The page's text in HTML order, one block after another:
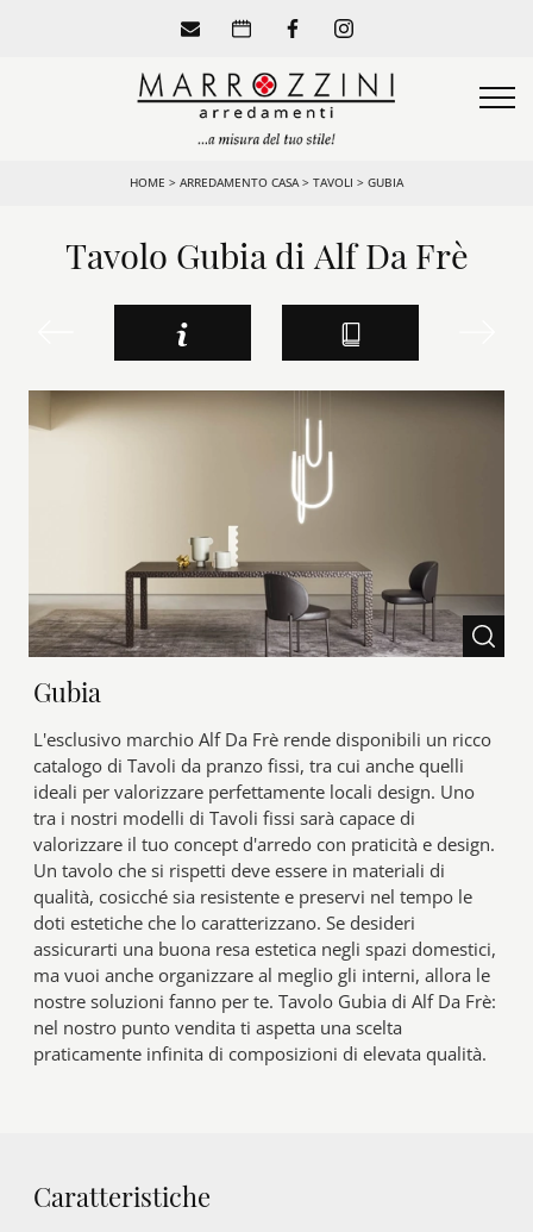
HOME > ARREDAMENTO CASA> TAVOLI > GUBIA
Tavolo Gubia di Alf Da Frè
Gubia
L'esclusivo marchio Alf Da Frè rende disponibili un ricco
catalogo di Tavoli da pranzo fissi, tra cui anche quelli
ideali per valorizzare perfettamente locali design. Uno
tra i nostri modelli di Tavoli fissi sarà capace di
valorizzare il tuo concept d'arredo con praticità e design.
Un tavolo che si rispetti deve essere in materiali di
qualità, cosicché sia resistente e preservi nel tempo le
doti estetiche che lo caratterizzano. Se desideri
assicurarti una buona resa estetica negli spazi domestici,
ma vuoi anche organizzare al meglio gli interni, allora le
nostre soluzioni fanno per te. Tavolo Gubia di Alf Da Frè:
nel nostro punto vendita ti aspetta una scelta
praticamente infinita di composizioni di elevata qualità.
Caratteristiche